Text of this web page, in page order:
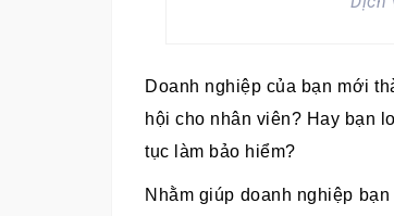
Doanh nghiệp của bạn mới
hội cho nhân viên? Hay bạn
tục làm bảo hiểm?
Nhằm giúp doanh nghiệp